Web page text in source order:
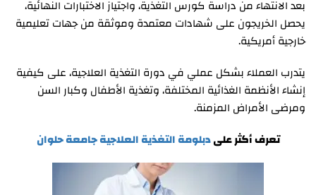
بعد الانتهاء من دراسة كورس التغذية، واجتياز الاختبارات النهائية،
يحصل الخريجون على شهادات معتمدة وموثقة من جهات تعليمية
خارجية أمريكية.
يتدرب العملاء بشكل عملي في دورة التغذية العلاجية، على كيفية
إنشاء الأنظمة الغذائية المختلفة، وتغذية الأطفال وكبار السن
ومرضى الأمراض المزمنة.
تعرف أكثر علىدبلومة التغذية العلاجية جامعة حلوان